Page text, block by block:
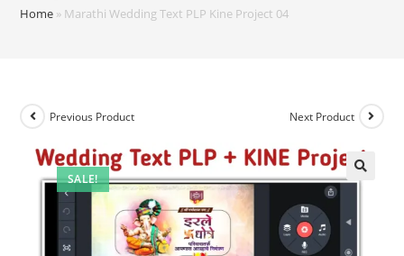
Home » Marathi Wedding Text PLP Kine Project 04
SALE!
Previous Product Next Product